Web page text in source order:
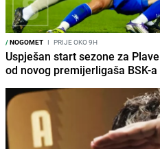
/NOGOMET I PRIJE OKO 9H
Uspješan start sezone za
od novog premijerligaša BSK-a